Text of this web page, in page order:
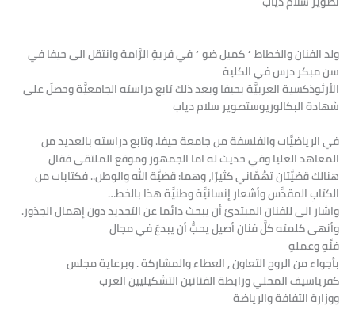
ولد الفنان والخطاط ” كميل ضو ” في قريةِ الرَّامة وانتقل الى حيفا في
سن مبكر درس في الكلية
الأرثوذكسية العربيَّة بحيفا وبعد ذلك تابع دراسته الجامعيَّة وحصلَ على
شهادة البكالوريوستصوير سلام دياب
في الرياضيَّات والفلسفة من جامعة حيفا. وتابع دراسته بالعديد من
المعاهد العليا وفي حديث له اما الجمهور وموقع الملتقى فقال
هنالك قضيَّتان تهُمَّاني كثيرًا، وهما: قضيَّة الله والوطن.. فكتابات من
الكتابِ المقدَّس وأشعار إنسانيَّة وطنيَّة هذا بالخط…
واشار الى للفنان المبتدئ أن يبحث دائما عن التجديد دون إهمال الجذور.
وأنهى كلمته كلَّ فنان أصيل يحبُّ أن يبدعَ في مجال
فنِّهِ وعملهِ
بأجواء من الروح التعاون , العطاء والمشاركة . وبرعاية مجلس
كفرياسيف المحلي ورابطة الفنانين التشكيليين العرب
ووزارة التفافة والرياضة